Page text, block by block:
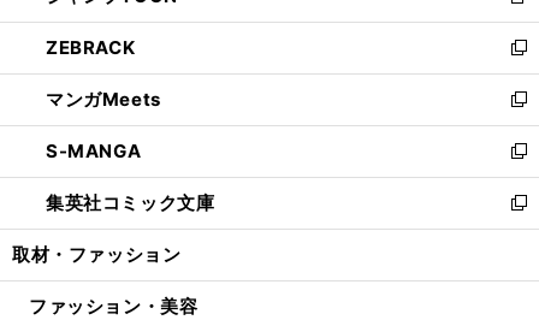
開
く
ウ
で
開
く
ン
ド
ウ
で
開
く
ウ
ィ
ン
ド
ウ
で
開
く
し
い
ウ
ィ
ン
ド
ウ
で
開
ZEBRACK
新
し
い
ウ
ィ
ン
ド
ウ
開
マンガMeets
新
し
い
ウ
ィ
ン
ウ
S-MANGA
新
し
い
ウ
ン
集英社コミック文庫
新
し
ウ
取材・ファッション
ファッション・美容